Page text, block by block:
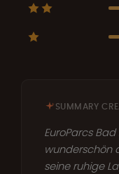
SUMMARY
EuroParcs
wunderschön
seine ruhige